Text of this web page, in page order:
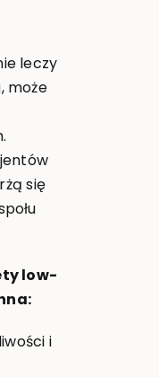
leczy
może
się
low-
i